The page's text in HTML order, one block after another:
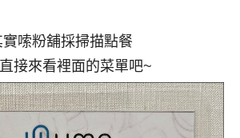
實嗦粉舖採掃描點餐
接來看裡面的菜單吧~